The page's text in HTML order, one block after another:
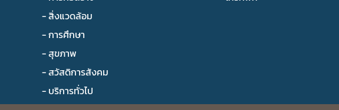
- สิ่งแวดล้อม
- การศึกษา
- สุขภาพ
- สวัสดิการสังคม
- บริการทั่วไป